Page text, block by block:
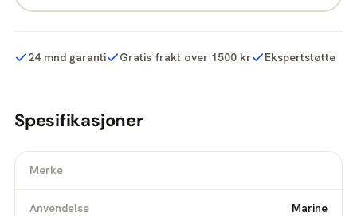
24 mnd garanti Gratis frakt over 1500 kr Ekspertstøtte
Spesifikasjoner
Merke
Anvendelse Marine